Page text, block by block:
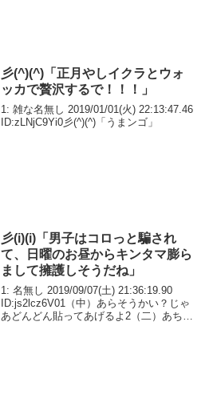
彡(^)(^)「正月やしイクラとウォ
ッカで贅沢するで！！！」
1: 雑な名無し 2019/01/01(火) 22:13:47.46
ID:zLNjC9Yi0彡(^)(^)「うまンゴ」
彡(i)(i)「男子はコロっと騙され
て、日曜のお昼からキンタマ膨ら
まして擁護しそうだね」
1: 名無し 2019/09/07(土) 21:36:19.90
ID:js2lcz6V01（中）あらそうかい？じゃ
あどんどん貼ってあげるよ2（二）あちゃ